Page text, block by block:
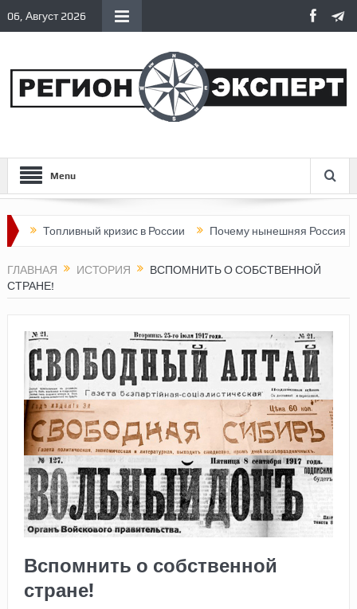
06, Август 2026
Menu
кризис в России Почему нынешняя Россия стала
ГЛАВНАЯ ИСТОРИЯ
ВСПОМНИТЬ О СОБСТВЕННОЙ
СТРАНЕ!
Вспомнить о собственной
стране!